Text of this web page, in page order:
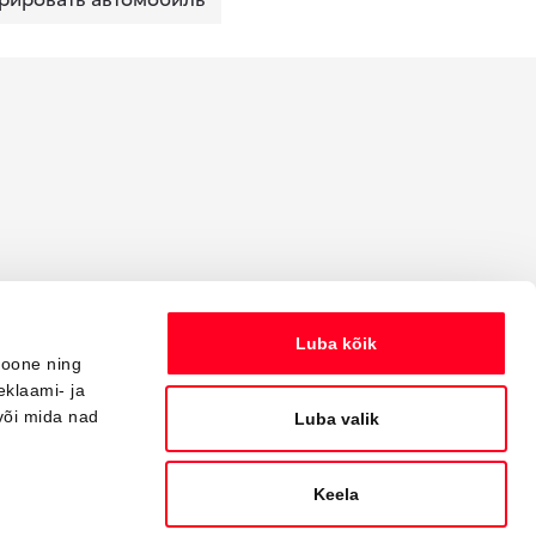
ning
ja
mida nad
Luba kõik
Luba valik
Keela